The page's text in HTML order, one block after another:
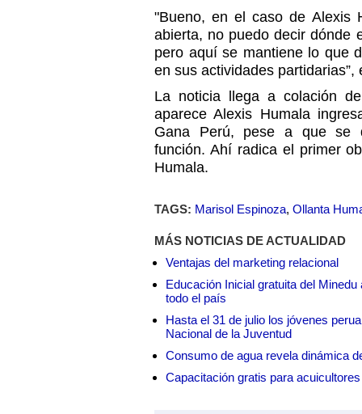
"Bueno, en el caso de Alexis
abierta, no puedo decir dónde
pero aquí se mantiene lo que
en sus actividades
La noticia llega a colación
aparece Alexis Humala
Gana Perú, pese a que se
función. Ahí radica el primer
Humala.
TAGS: Marisol Espinoza, Ollanta
MÁS NOTICIAS DE ACTUALIDAD
Ventajas del marketing relacional
Educación Inicial gratuita del
todo el país
Hasta el 31 de julio los jóvenes
Nacional de la Juventud
Consumo de agua revela dinámica
Capacitación gratis para